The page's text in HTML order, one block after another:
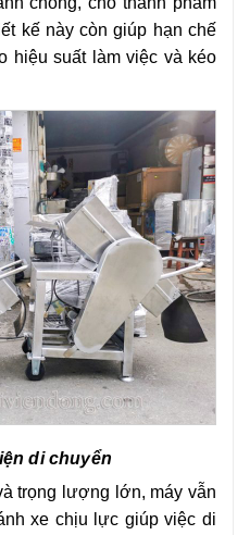
kế này còn giúp hạn chế
hiệu suất làm việc và kéo
di chuyển
trọng lượng lớn, máy vẫn
xe chịu lực giúp việc di